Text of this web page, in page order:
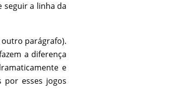
seguir a linha da
parágrafo).
a diferença
e
por esses jogos